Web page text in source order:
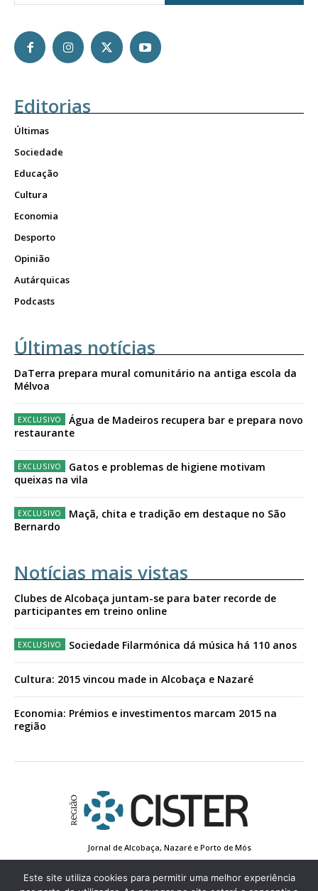
Editorias
Últimas
Sociedade
Educação
Cultura
Economia
Desporto
Opinião
Autárquicas
Podcasts
Últimas notícias
DaTerra prepara mural comunitário na antiga escola da
Mélvoa
Água de Madeiros recupera bar e prepara novo
restaurante
Gatos e problemas de higiene motivam
queixas na vila
Maçã, chita e tradição em destaque no São
Bernardo
Notícias mais vistas
Clubes de Alcobaça juntam-se para bater recorde de
participantes em treino online
Sociedade Filarmónica dá música há 110 anos
Cultura: 2015 vincou made in Alcobaça e Nazaré
Economia: Prémios e investimentos marcam 2015 na
região
Jornal de Alcobaça, Nazaré e Porto de Mós
Estatuto Editorial
Contactos
Política de Privacidade
Conta de Registo
Edição Impressa
Este site utiliza cookies para permitir uma melhor experiência